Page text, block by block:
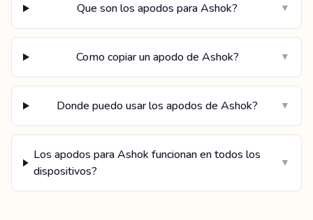
Que son los apodos para Ashok? ▼
Como copiar un apodo de Ashok? ▼
Donde puedo usar los apodos de Ashok? ▼
Los apodos para Ashok funcionan en todos los
dispositivos?
▼